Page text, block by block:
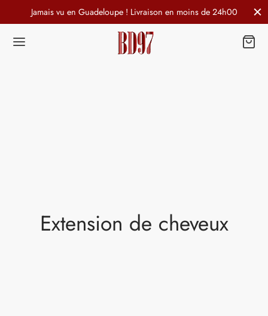
Jamais vu en Guadeloupe ! Livraison en moins de 24h00
Extension de cheveux